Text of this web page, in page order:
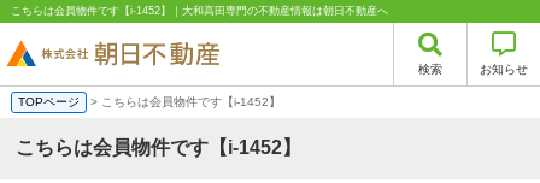
こちらは会員物件です【i-1452】｜大和高田専門の不動産情報は朝日不動産へ
検索 お知らせ
TOPページ > こちらは会員物件です【i-1452】
こちらは会員物件です【i-1452】